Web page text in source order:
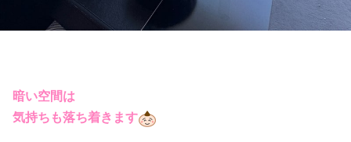
暗い空間は
気持ちも落ち着きます